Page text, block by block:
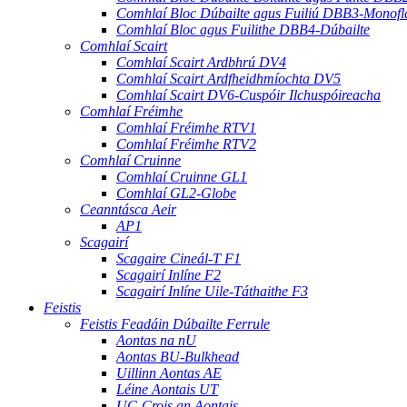
Comhlaí Bloc Dúbailte agus Fuiliú DBB3-
Comhlaí Bloc agus Fuilithe DBB4-Dúbailte
Comhlaí Scairt
Comhlaí Scairt Ardbhrú DV4
Comhlaí Scairt Ardfheidhmíochta DV5
Comhlaí Scairt DV6-Cuspóir Ilchuspóireacha
Comhlaí Fréimhe
Comhlaí Fréimhe RTV1
Comhlaí Fréimhe RTV2
Comhlaí Cruinne
Comhlaí Cruinne GL1
Comhlaí GL2-Globe
Ceanntásca Aeir
AP1
Scagairí
Scagaire Cineál-T F1
Scagairí Inlíne F2
Scagairí Inlíne Uile-Táthaithe F3
Feistis
Feistis Feadáin Dúbailte Ferrule
Aontas na nU
Aontas BU-Bulkhead
Uillinn Aontas AE
Léine Aontais UT